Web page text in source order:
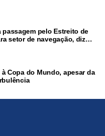
pelo Estreito de
setor de navegação, dizem
Copa do Mundo, apesar da